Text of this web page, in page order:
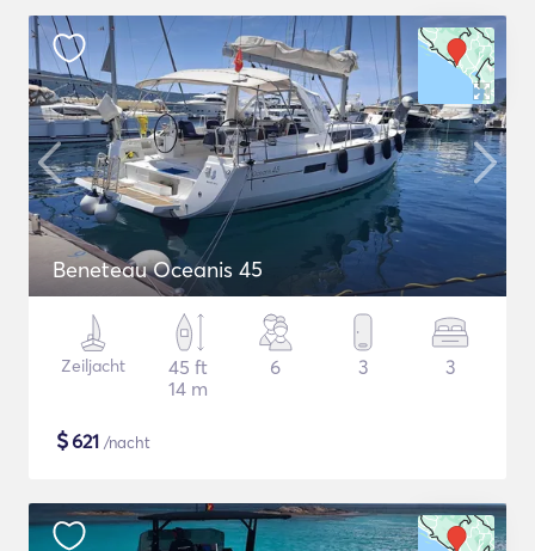
Beneteau Oceanis 45
Zeiljacht
45 ft
14 m
6 3 3
$621 /nacht